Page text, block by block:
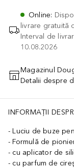
Online:
livrare gratuită
Interval de
10.08.2026
Magazinul
Detalii despre
INFORMAȚII
Luciu de buze
Formulă de
cu aplicator de
cu parfum de